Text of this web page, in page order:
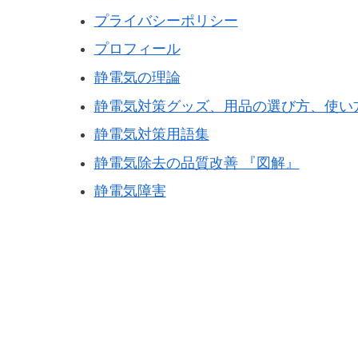
プライバシーポリシー
プロフィール
静電気の理論
静電気対策グッズ、用品の選び方、使い
静電気対策用語集
静電気除去の品質改善 『図解』
静電気障害